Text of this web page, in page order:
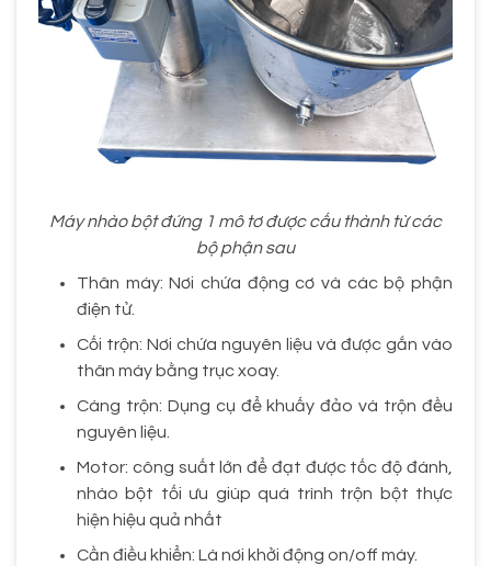
Máy nhào bột đứng 1 mô tơ được cấu thành từ các
bộ phận sau
Thân máy: Nơi chứa động cơ và các bộ phận
điện tử.
Cối trộn: Nơi chứa nguyên liệu và được gắn vào
thân máy bằng trục xoay.
Càng trộn: Dụng cụ để khuấy đảo và trộn đều
nguyên liệu.
Motor: công suất lớn để đạt được tốc độ đánh,
nhào bột tối ưu giúp quá trình trộn bột thực
hiện hiệu quả nhất
Cần điều khiển: Là nơi khởi động on/off máy.